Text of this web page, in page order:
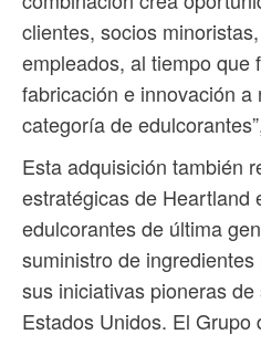
clientes, socios
empleados, al tiempo que
fabricación e innovación
categoría de
Esta adquisición también
estratégicas de Heartland
edulcorantes de última
suministro de
sus iniciativas pioneras
Estados Unidos. El Grupo